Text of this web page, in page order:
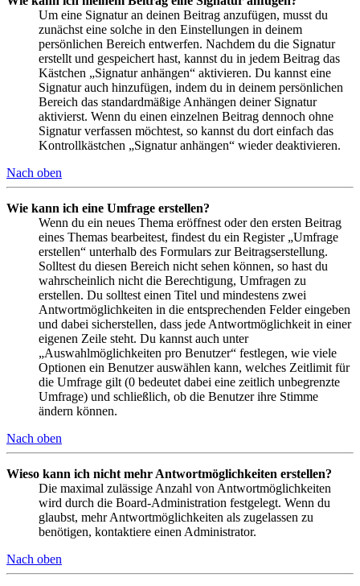
Um eine Signatur an deinen Beitrag anzufügen, musst du
zunächst eine solche in den Einstellungen in deinem
persönlichen Bereich entwerfen. Nachdem du die Signatur
erstellt und gespeichert hast, kannst du in jedem Beitrag das
Kästchen „Signatur anhängen“ aktivieren. Du kannst eine
Signatur auch hinzufügen, indem du in deinem persönlichen
Bereich das standardmäßige Anhängen deiner Signatur
aktivierst. Wenn du einen einzelnen Beitrag dennoch ohne
Signatur verfassen möchtest, so kannst du dort einfach das
Kontrollkästchen „Signatur anhängen“ wieder deaktivieren.
Nach oben
Wie kann ich eine Umfrage erstellen?
Wenn du ein neues Thema eröffnest oder den ersten Beitrag
eines Themas bearbeitest, findest du ein Register „Umfrage
erstellen“ unterhalb des Formulars zur Beitragserstellung.
Solltest du diesen Bereich nicht sehen können, so hast du
wahrscheinlich nicht die Berechtigung, Umfragen zu
erstellen. Du solltest einen Titel und mindestens zwei
Antwortmöglichkeiten in die entsprechenden Felder eingeben
und dabei sicherstellen, dass jede Antwortmöglichkeit in einer
eigenen Zeile steht. Du kannst auch unter
„Auswahlmöglichkeiten pro Benutzer“ festlegen, wie viele
Optionen ein Benutzer auswählen kann, welches Zeitlimit für
die Umfrage gilt (0 bedeutet dabei eine zeitlich unbegrenzte
Umfrage) und schließlich, ob die Benutzer ihre Stimme
ändern können.
Nach oben
Wieso kann ich nicht mehr Antwortmöglichkeiten erstellen?
Die maximal zulässige Anzahl von Antwortmöglichkeiten
wird durch die Board-Administration festgelegt. Wenn du
glaubst, mehr Antwortmöglichkeiten als zugelassen zu
benötigen, kontaktiere einen Administrator.
Nach oben